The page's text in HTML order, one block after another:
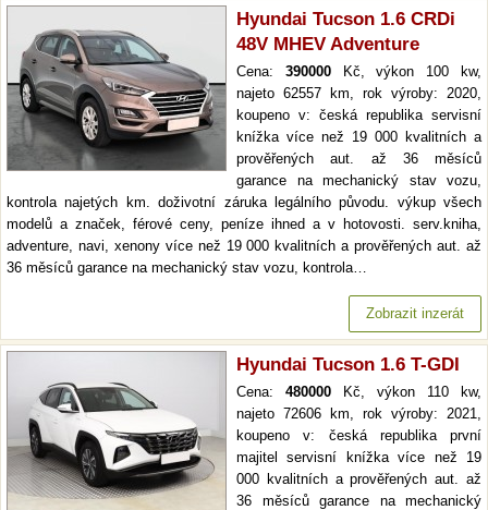
Hyundai Tucson 1.6 CRDi
48V MHEV Adventure
Cena: 390000Kč, výkon 100 kw,
najeto 62557 km, rok výroby: 2020,
koupeno v: česká republika servisní
knížka více než 19 000 kvalitních a
prověřených aut. až 36 měsíců
garance na mechanický stav vozu,
kontrola najetých km. doživotní záruka legálního původu. výkup všech
modelů a značek, férové ceny, peníze ihned a v hotovosti. serv.kniha,
adventure, navi, xenony více než 19 000 kvalitních a prověřených aut. až
36 měsíců garance na mechanický stav vozu, kontrola…
Zobrazit inzerát
Hyundai Tucson 1.6 T-GDI
Cena: 480000 Kč, výkon 110 kw,
najeto 72606 km, rok výroby: 2021,
koupeno v: česká republika první
majitel servisní knížka více než 19
000 kvalitních a prověřených aut. až
36 měsíců garance na mechanický